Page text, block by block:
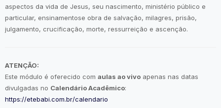
aspectos da vida de Jesus, seu nascimento, ministério público e
particular, ensinamentose obra de salvação, milagres, prisão,
julgamento, crucificação, morte, ressurreição e ascenção.
ATENÇÃO:
Este módulo é oferecido com aulas ao vivo apenas nas datas
divulgadas no Calendário Acadêmico:
https://etebabi.com.br/calendario